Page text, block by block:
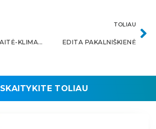
EDITA NAVICKAITĖ-KLIMAVIČIENĖ
TOLIAU
EDITA PAKALNIŠKIENĖ
SKAITYKITE TOLIAU